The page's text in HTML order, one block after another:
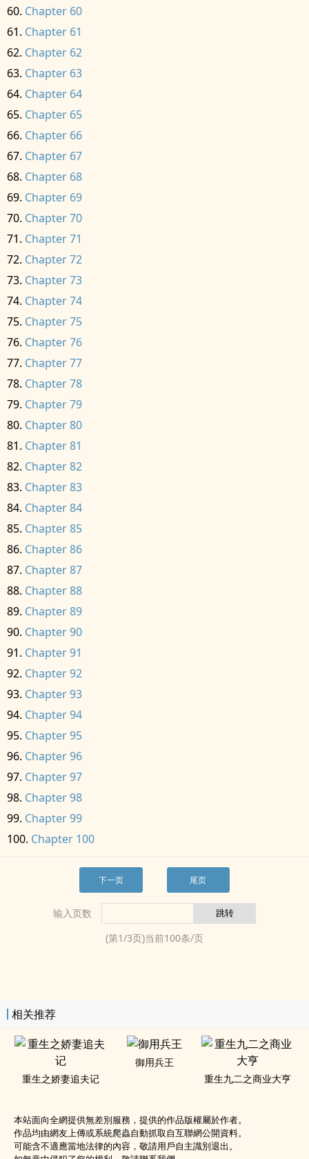
Chapter 60
Chapter 61
Chapter 62
Chapter 63
Chapter 64
Chapter 65
Chapter 66
Chapter 67
Chapter 68
Chapter 69
Chapter 70
Chapter 71
Chapter 72
Chapter 73
Chapter 74
Chapter 75
Chapter 76
Chapter 77
Chapter 78
Chapter 79
Chapter 80
Chapter 81
Chapter 82
Chapter 83
Chapter 84
Chapter 85
Chapter 86
Chapter 87
Chapter 88
Chapter 89
Chapter 90
Chapter 91
Chapter 92
Chapter 93
Chapter 94
Chapter 95
Chapter 96
Chapter 97
Chapter 98
Chapter 99
Chapter 100
下一页 尾页
输入页数
(第1/3页)当前100条/页
相关推荐
重生之娇妻追夫记
御用兵王
重生九二之商业大亨
本站面向全網提供無差別服務，提供的作品版權屬於作者。
作品均由網友上傳或系統爬蟲自動抓取自互聯網公開資料。
可能含不適應當地法律的內容，敬請用戶自主識別退出。